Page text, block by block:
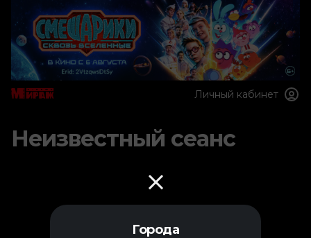
Города
Личный кабинет
Неизвестный сеанс